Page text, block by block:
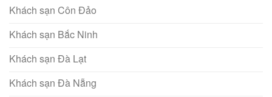
Khách sạn Côn Đảo
Khách sạn Bắc Ninh
Khách sạn Đà Lạt
Khách sạn Đà Nẵng